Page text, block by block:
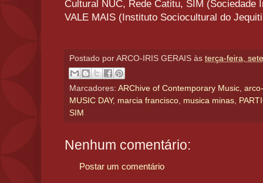
Cultural NUC, Rede Catitu, SIM (Sociedade
VALE MAIS (Instituto Sociocultural do
Postado por ARCO-IRIS GERAIS às terça-feira,
Marcadores: ARChive of Contemporary Music,
MUSIC DAY, marcia francisco, musica minas,
SIM
Nenhum comentário:
Postar um comentário